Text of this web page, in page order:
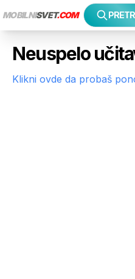
MOBILNISVET.COM
Neuspelo
Klikni ovde da probaš